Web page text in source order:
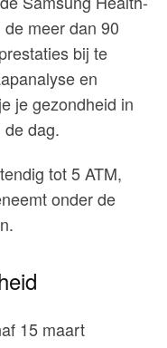
meer dan 90
bij te
en
je gezondheid in
dag.
tot 5 ATM,
onder de
15 maart